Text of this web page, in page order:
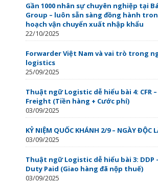
Gần 1000 nhân sự chuyên nghiệp tại
Group – luôn sẵn sàng đồng hành
hoạch vận chuyển xuất nhập khẩu
22/10/2025
Forwarder Việt Nam và vai trò trong
logistics
25/09/2025
Thuật ngữ Logistic dễ hiểu bài 4: CFR
Freight (Tiền hàng + Cước phí)
03/09/2025
KỶ NIỆM QUỐC KHÁNH 2/9 – NGÀY ĐỘC
03/09/2025
Thuật ngữ Logistic dễ hiểu bài 3: DDP
Duty Paid (Giao hàng đã nộp thuế)
03/09/2025